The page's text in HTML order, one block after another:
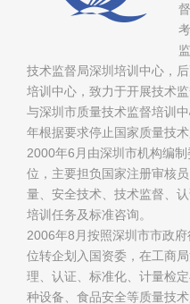
技术监督局深圳培训中心，
培训中心，致力于开展技术
与深圳市质量技术监督培训
年根据要求停止国家质量技
2000年6月由深圳市机构编
位，主要担负国家注册审核
量、安全技术、技术监督、
培训任务及标准咨询。
2006年8月按照深圳市市政
位转企划入国资委，在工商
理、认证、标准化、计量检
种设备、食品安全等质量技